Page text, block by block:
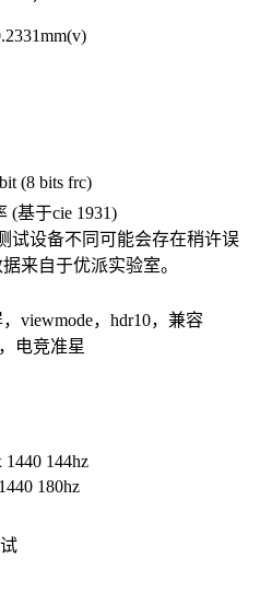
(8 bits frc)
(基于cie 1931)
试设备不同可能会存在稍许误
来自于优派实验室。
viewmode，hdr10，兼容
电竞准星
1440 144hz
180hz